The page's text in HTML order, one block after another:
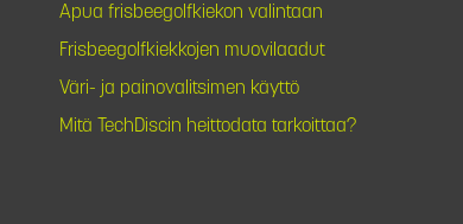
Apua frisbeegolfkiekon valintaan
Frisbeegolfkiekkojen muovilaadut
Väri- ja painovalitsimen käyttö
Mitä TechDiscin heittodata tarkoittaa?